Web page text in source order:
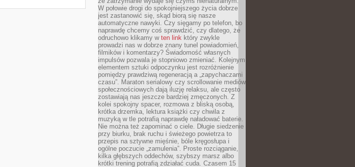
W połowie drogi do spokojniejszego życia dobrze
jest zastanowić się, skąd biorą się nasze
automatyczne nawyki. Czy sięgamy po telefon, bo
naprawdę chcemy coś sprawdzić, czy dlatego, że
odruchowo klikamy w ten link który zwykle
prowadzi nas w dobrze znany tunel powiadomień,
filmików i komentarzy? Świadomość własnych
impulsów pozwala je stopniowo zmieniać. Kolejnym
elementem sztuki odpoczynku jest rozróżnienie
pomiędzy prawdziwą regeneracją a „zapychaczami
czasu”. Maraton serialowy czy scrollowanie mediów
społecznościowych dają iluzję relaksu, ale często
zostawiają nas jeszcze bardziej zmęczonych. Z
kolei spokojny spacer, rozmowa z bliską osobą,
krótka drzemka, lektura książki czy chwila z
muzyką w tle potrafią naprawdę naładować baterie.
Nie można też zapominać o ciele. Długie siedzenie
przy biurku, brak ruchu i świeżego powietrza to
przepis na sztywne mięśnie, bóle kręgosłupa i
ogólne poczucie „zamulenia”. Proste rozciąganie,
kilka głębszych oddechów, szybszy marsz albo
krótki trening potrafią zdziałać cuda. Czasem 15